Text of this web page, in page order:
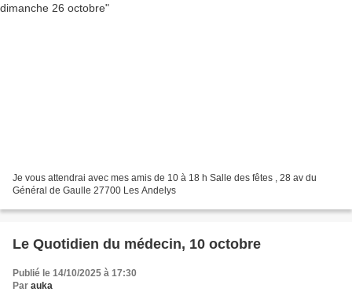
Je vous attendrai avec mes amis de 10 à 18 h Salle des fêtes , 28 av du
Général de Gaulle 27700 Les Andelys
Le Quotidien du médecin, 10 octobre
Publié le 14/10/2025 à 17:30
Par auka